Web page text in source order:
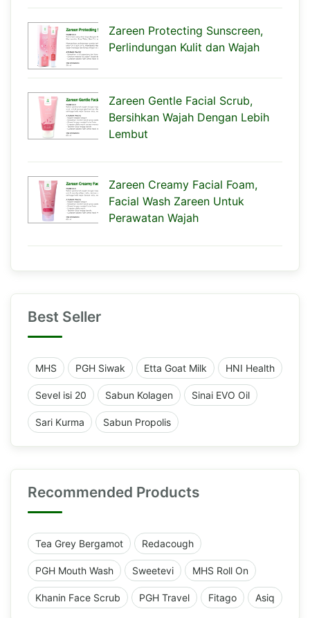
Zareen Protecting Sunscreen,
Perlindungan Kulit dan Wajah
Zareen Gentle Facial Scrub,
Bersihkan Wajah Dengan Lebih
Lembut
Zareen Creamy Facial Foam,
Facial Wash Zareen Untuk
Perawatan Wajah
Best Seller
MHS PGH Siwak Etta Goat Milk HNI Health
Sevel isi 20 Sabun Kolagen Sinai EVO Oil
Sari Kurma Sabun Propolis
Recommended Products
Tea Grey Bergamot Redacough
PGH Mouth Wash Sweetevi MHS Roll On
Khanin Face Scrub PGH Travel Fitago Asiq